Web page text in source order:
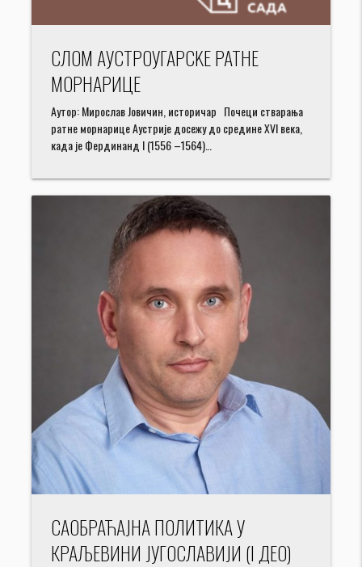
СЛОМ АУСТРОУГАРСKЕ РАТНЕ
МОРНАРИЦЕ
Аутор: Мирослав Јовичин, историчар Почеци стварања
ратне морнарице Аустрије досежу до средине XVI века,
када је Фердинанд I (1556 –1564)…
САОБРАЋАЈНА ПОЛИТИКА У
КРАЉЕВИНИ ЈУГОСЛАВИЈИ (I ДЕО)